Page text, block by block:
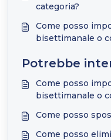
categoria?
Come posso
bisettimanale o
Potrebbe
Come posso
bisettimanale o
Come posso
Come posso